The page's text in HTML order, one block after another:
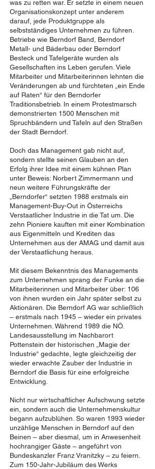
was zu retten war. Er setzte in einem neuen
Organisationskonzept unter anderem
darauf, jede Produktgruppe als
selbstständiges Unternehmen zu führen.
Betriebe wie Berndorf Band, Berndorf
Metall- und Bäderbau oder Berndorf
Besteck und Tafelgeräte wurden als
Gesellschaften ins Leben gerufen. Viele
Mitarbeiter und Mitarbeiterinnen lehnten die
Veränderungen ab und fürchteten „ein Ende
auf Raten“ für den Berndorfer
Traditionsbetrieb. In einem Protestmarsch
demonstrierten 1500 Menschen mit
Spruchbändern und Tafeln auf den Straßen
der Stadt Berndorf.
Doch das Management gab nicht auf,
sondern stellte seinen Glauben an den
Erfolg ihrer Idee mit einem kühnen Plan
unter Beweis: Norbert Zimmermann und
neun weitere Führungskräfte der
„Berndorfer“ setzten 1988 erstmals ein
Management-Buy-Out in Österreichs
Verstaatlicher Industrie in die Tat um. Die
zehn Pioniere kauften mit einer Kombination
aus Eigenmitteln und Krediten das
Unternehmen aus der AMAG und damit aus
der Verstaatlichung heraus.
Mit diesem Bekenntnis des Managements
zum Unternehmen sprang der Funke an die
Mitarbeiterinnen und Mitarbeiter über: 106
von ihnen wurden ein Jahr später selbst zu
Aktionären. Die Berndorf AG war schließlich
– erstmals nach 1945 – wieder ein privates
Unternehmen. Während 1989 die NÖ.
Landesausstellung im Nachbarort
Pottenstein der historischen „Magie der
Industrie“ gedachte, legte gleichzeitig der
wieder erwachte Zauber der Industrie in
Berndorf die Basis für eine erfolgreiche
Entwicklung.
Nicht nur wirtschaftlicher Aufschwung setzte
ein, sondern auch die Unternehmenskultur
begann aufzublühen. So waren 1993 wieder
unzählige Menschen in Berndorf auf den
Beinen – aber diesmal, um in Anwesenheit
hochrangiger Gäste – angeführt von
Bundeskanzler Franz Vranitzky – zu feiern.
Zum 150-Jahr-Jubiläum des Werks